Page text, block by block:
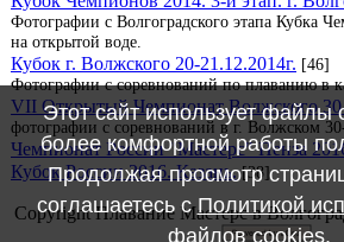
Фотографии с Волгоградского этапа Кубка
на открытой воде.
Кубок г. Волжского 20-21.12.2014г. [46]
Фотографии с соревнований по плаванию в
VII Открытый Чемпионат Волжского
фотографии с соревнований в г. Волжском
Чемпионат России "Мастерс" Пенза
Кубок России 2016. Казань. [38]
Copyright Плавание Мастерс в
Этот сайт использует файлы
более комфортной работы
Продолжая просмотр
соглашаетесь сПолитикой
файлов cookies.